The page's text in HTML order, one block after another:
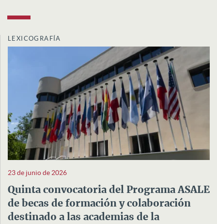
LEXICOGRAFÍA
23 de junio de 2026
Quinta convocatoria del Programa ASALE
de becas de formación y colaboración
destinado a las academias de la